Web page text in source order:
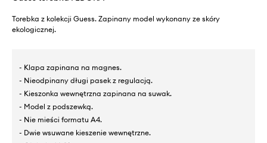
Torebka z kolekcji Guess. Zapinany model wykonany ze skóry
ekologicznej.
- Klapa zapinana na magnes.
- Nieodpinany długi pasek z regulacją.
- Kieszonka wewnętrzna zapinana na suwak.
- Model z podszewką.
- Nie mieści formatu A4.
- Dwie wsuwane kieszenie wewnętrzne.